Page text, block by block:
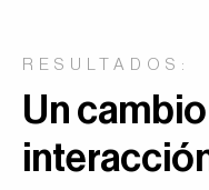
RESULTADOS:
Un